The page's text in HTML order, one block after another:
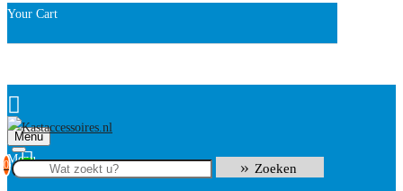
Your Cart
Menu
0 Zoeken